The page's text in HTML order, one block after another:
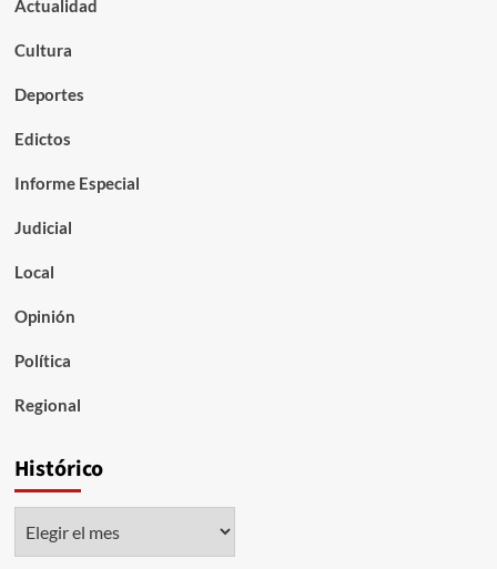
Actualidad
Cultura
Deportes
Edictos
Informe Especial
Judicial
Local
Opinión
Política
Regional
Histórico